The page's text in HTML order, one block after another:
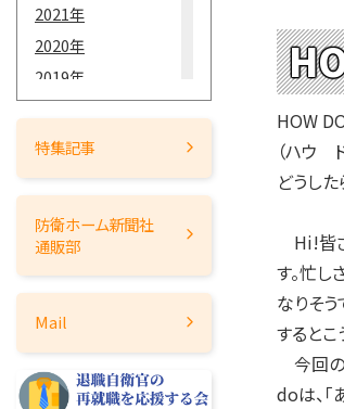
2021年
2020年
2019年
2018年
2017年
2014年
2012年
2011年
2009年
特集記事
防衛ホーム新聞社
通販部
Mail
HOW
（ハウ
どうし
Hi!皆
す。忙
なりそ
するとこ
今回の
doは、